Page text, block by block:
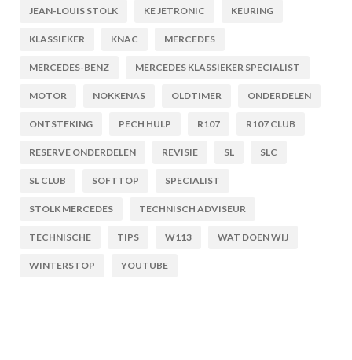
JEAN-LOUIS STOLK KE JETRONIC KEURING
KLASSIEKER KNAC MERCEDES
MERCEDES-BENZ MERCEDES KLASSIEKER SPECIALIST
MOTOR NOKKENAS OLDTIMER ONDERDELEN
ONTSTEKING PECH HULP R107 R107 CLUB
RESERVE ONDERDELEN REVISIE SL SLC
SL CLUB SOFTTOP SPECIALIST
STOLK MERCEDES TECHNISCH ADVISEUR
TECHNISCHE TIPS W113 WAT DOEN WIJ
WINTERSTOP YOUTUBE